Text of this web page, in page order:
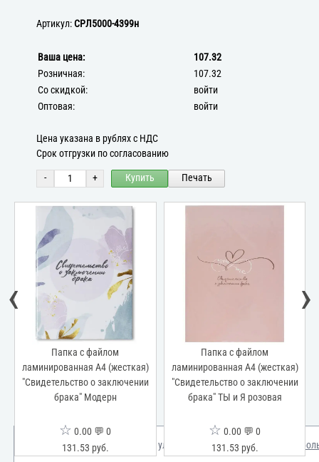
Артикул:СРЛ5000-4399н
Ваша цена:
107.32
Розничная:
107.32
Со скидкой:
войти
Оптовая:
войти
Цена указана в рублях с НДС
Срок отгрузки по согласованию
- + Купить Печать
Папка с файлом
ламинированная А4 (жесткая)
"Свидетельство о заключении
брака" Модерн
☆ 0.00 💬 0
131.53 руб.
Папка с файлом
ламинированная А4 (жесткая)
"Свидетельство о заключении
брака" ТЫ и Я розовая
☆ 0.00 💬 0
131.53 руб.
‹ ›
Мы используем куки для улучшения вашего опыта. Узнать